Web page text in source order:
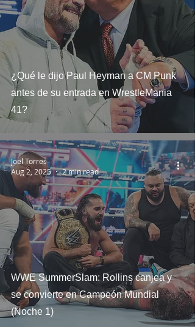
¿Qué le dijo Paul Heyman a CM Punk
antes de su entrada en WrestleMania
41?
WWE SummerSlam: Rollins canjea y
se convierte en Campeón Mundial
(Noche 1)
Joel Torres
Aug 2, 2025
2 min read